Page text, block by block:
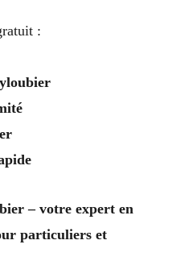
:
– votre expert en
particuliers et